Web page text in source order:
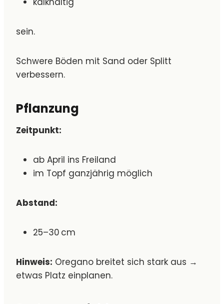
sein.
Schwere Böden mit Sand oder Splitt
verbessern.
Pflanzung
Zeitpunkt:
ab April ins Freiland
im Topf ganzjährig möglich
Abstand:
25–30 cm
Hinweis: Oregano breitet sich stark aus →
etwas Platz einplanen.